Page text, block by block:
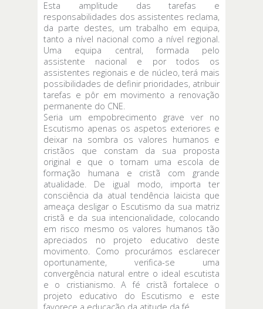
Esta amplitude das tarefas e
responsabilidades dos assistentes reclama,
da parte destes, um trabalho em equipa,
tanto a nível nacional como a nível regional.
Uma equipa central, formada pelo
assistente nacional e por todos os
assistentes regionais e de núcleo, terá mais
possibilidades de definir prioridades, atribuir
tarefas e pôr em movimento a renovação
permanente do CNE.
Seria um empobrecimento grave ver no
Escutismo apenas os aspetos exteriores e
deixar na sombra os valores humanos e
cristãos que constam da sua proposta
original e que o tornam uma escola de
formação humana e cristã com grande
atualidade. De igual modo, importa ter
consciência da atual tendência laicista que
ameaça desligar o Escutismo da sua matriz
cristã e da sua intencionalidade, colocando
em risco mesmo os valores humanos tão
apreciados no projeto educativo deste
movimento. Como procurámos esclarecer
oportunamente, verifica-se uma
convergência natural entre o ideal escutista
e o cristianismo. A fé cristã fortalece o
projeto educativo do Escutismo e este
favorece a educação da atitude da fé.